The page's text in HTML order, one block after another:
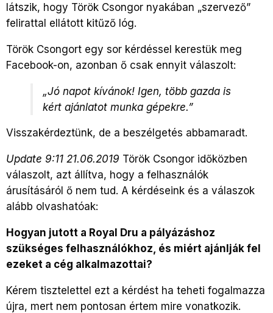
látszik, hogy Török Csongor nyakában „szervező”
felirattal ellátott kitűző lóg.
Török Csongort egy sor kérdéssel kerestük meg
Facebook-on, azonban ő csak ennyit válaszolt:
„Jó napot kívánok! Igen, több gazda is
kért ajánlatot munka gépekre.”
Visszakérdeztünk, de a beszélgetés abbamaradt.
Update 9:11 21.06.2019 Török Csongor időközben
válaszolt, azt állítva, hogy a felhasználók
árusításáról ő nem tud. A kérdéseink és a válaszok
alább olvashatóak:
Hogyan jutott a Royal Dru a pályázáshoz
szükséges felhasználókhoz, és miért ajánlják fel
ezeket a cég alkalmazottai?
Kérem tisztelettel ezt a kérdést ha teheti fogalmazza
újra, mert nem pontosan értem mire vonatkozik.